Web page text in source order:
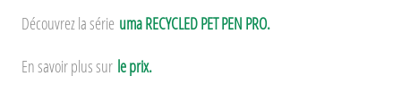
Découvrez la série uma RECYCLED PET PEN PRO.
En savoir plus sur le prix.